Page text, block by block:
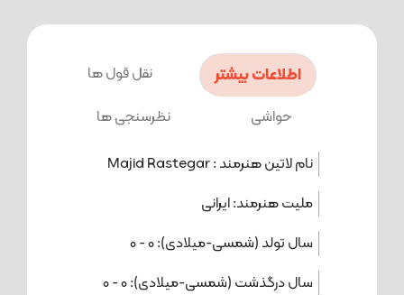
اطلاعات بیشتر
نقل قول ها
حواشی
نظرسنجی ها
نام لاتین هنرمند :Majid Rastegar
ملیت هنرمند:ایرانی
سال تولد (شمسی-میلادی):0
-
0
سال درگذشت (شمسی-میلادی):0
-
0